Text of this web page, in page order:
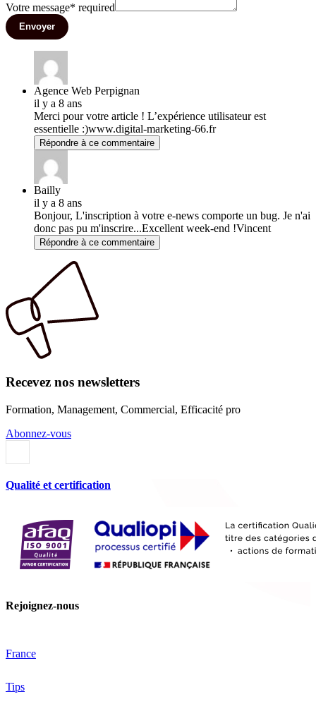
Votre message* required
Envoyer
Agence Web Perpignan
il y a 8 ans
Merci pour votre article ! L’expérience utilisateur est
essentielle :)www.digital-marketing-66.fr
Répondre à ce commentaire
Bailly
il y a 8 ans
Bonjour, L'inscription à votre e-news comporte un bug. Je n'ai
donc pas pu m'inscrire...Excellent week-end !Vincent
Répondre à ce commentaire
Recevez nos newsletters
Formation, Management, Commercial, Efficacité pro
Abonnez-vous
Qualité et certification
Rejoignez-nous
France
Tips